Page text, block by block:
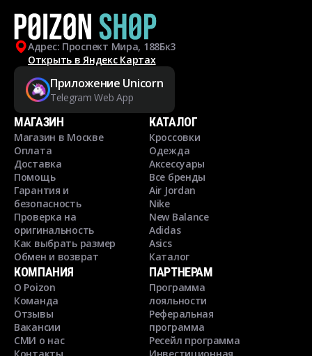
Адрес: Проспект Мира, 188Бк3
Открыть в Яндекс Картах
Приложение Unicorn
Telegram Web App
МАГАЗИН
Магазин в Москве
Оплата
Доставка
Помощь
Гарантия и
безопасность
Проверка на
оригинальность
Как выбрать размер
Обмен и возврат
КАТАЛОГ
Кроссовки
Одежда
Аксессуары
Все бренды
Air Jordan
Nike
New Balance
Adidas
Asics
Каталог
КОМПАНИЯ
О Poizon
Команда
Отзывы
Вакансии
СМИ о нас
ПАРТНЕРАМ
Программа
лояльности
Реферальная
программа
Ресейл программа